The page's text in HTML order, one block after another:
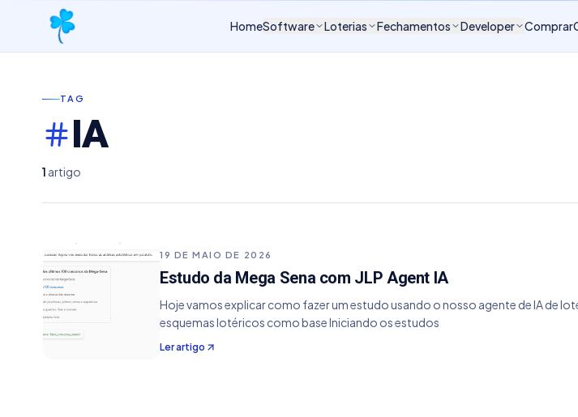
HomeSoftware Loterias Fechamentos Developer Comprar
TAG
IA
1 artigo
19 DE MAIO DE 2026
Estudo da Mega Sena com JLP Agent IA
Hoje vamos explicar como fazer um estudo usando o nosso agente de IA de
esquemas lotéricos como base Iniciando os estudos
Ler artigo